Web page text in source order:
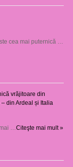
cea mai puternică …
vrăjitoare din
din Ardeal și Italia
… Citeşte mai mult »